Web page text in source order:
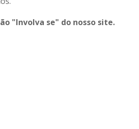
"Involva se" do nosso site.